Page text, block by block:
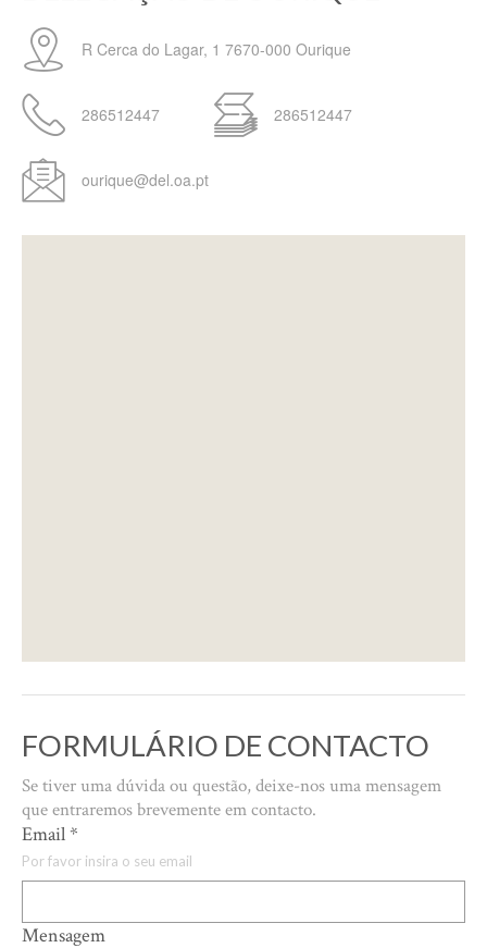
R Cerca do Lagar, 1 7670-000 Ourique
286512447 286512447
ourique@del.oa.pt
FORMULÁRIO DE CONTACTO
Se tiver uma dúvida ou questão, deixe-nos uma mensagem
que entraremos brevemente em contacto.
Email*
Por favor insira o seu email
Mensagem